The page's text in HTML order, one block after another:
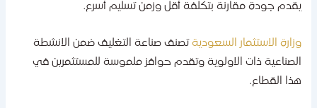
جودة مقارنة بتكلفة أقل وزمن تسليم أسرع.
الاستثمار السعوديةتصنف صناعة التغليف ضمن الانشطة
ذات الاولوية وتقدم حوافز ملموسة للمستثمرين في
القطاع.